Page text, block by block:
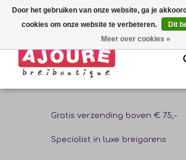
Gratis verzending boven € 75,-
Specialist in luxe breigarens
Door het gebruiken van onze website, ga je
cookies om onze website te verbeteren.
Dit
Meer over cookies »